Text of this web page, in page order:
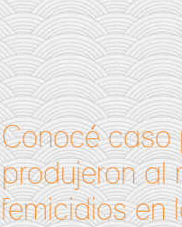
Conocé caso
produjeron al
femicidios en